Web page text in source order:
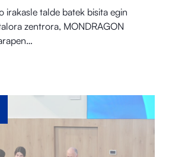
irakasle talde batek bisita egin
zentrora, MONDRAGON